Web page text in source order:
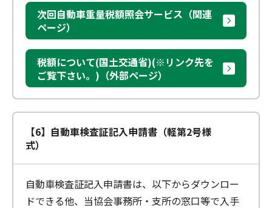
次回自動車重量税額照会サービス（関連
ページ）
税額について(国土交通省)(※リンク先を
ご覧下さい。)（外部ページ）
【6】自動車検査証記入申請書（軽第2号様
式）
自動車検査証記入申請書は、以下からダウンロー
ドできる他、当協会事務所・支所の窓口等で入手